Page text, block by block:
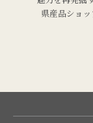
県産品ショ